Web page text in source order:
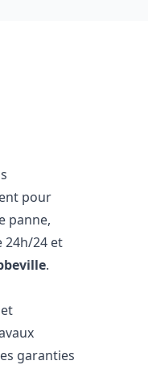
pour
panne,
24h/24 et
.
garanties